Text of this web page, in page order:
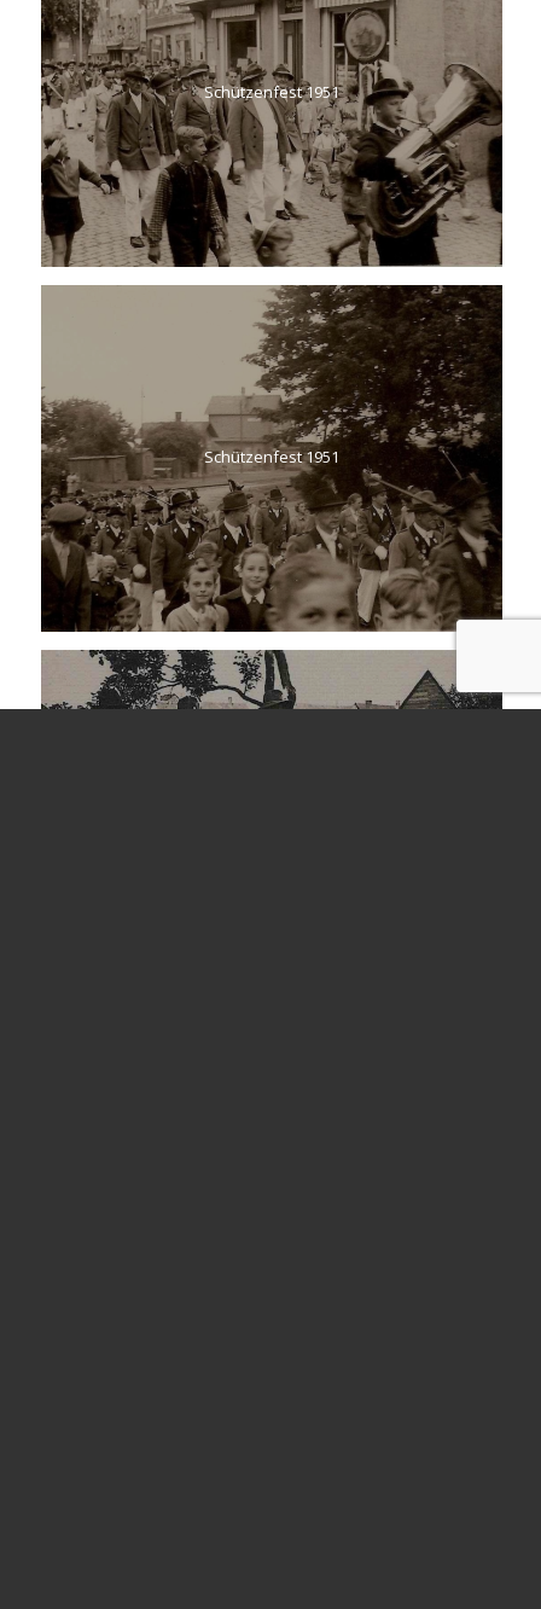
Schützenfest 1951
Schützenfest 1951
Schützenfest 2025
BLOGKATEGORIEN
Allgemein
Berichte
Bogenschießen
Sportschießen
LINKS
Verbände, Vereine und Freunde
Newsletter Sportbund Rheinland-Pfalz
Login (Intern)
© Copyright - Schützenverein Kastellaun 1567/1879 e.V.
Impressum
Kontakt Datenschutzerklärung